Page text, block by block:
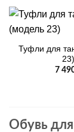
Туфли для
23)
7
Обувь